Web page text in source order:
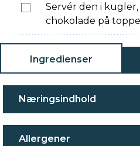
Servér den i
chokolade på
Ingredienser
Næringsindhold
Allergener